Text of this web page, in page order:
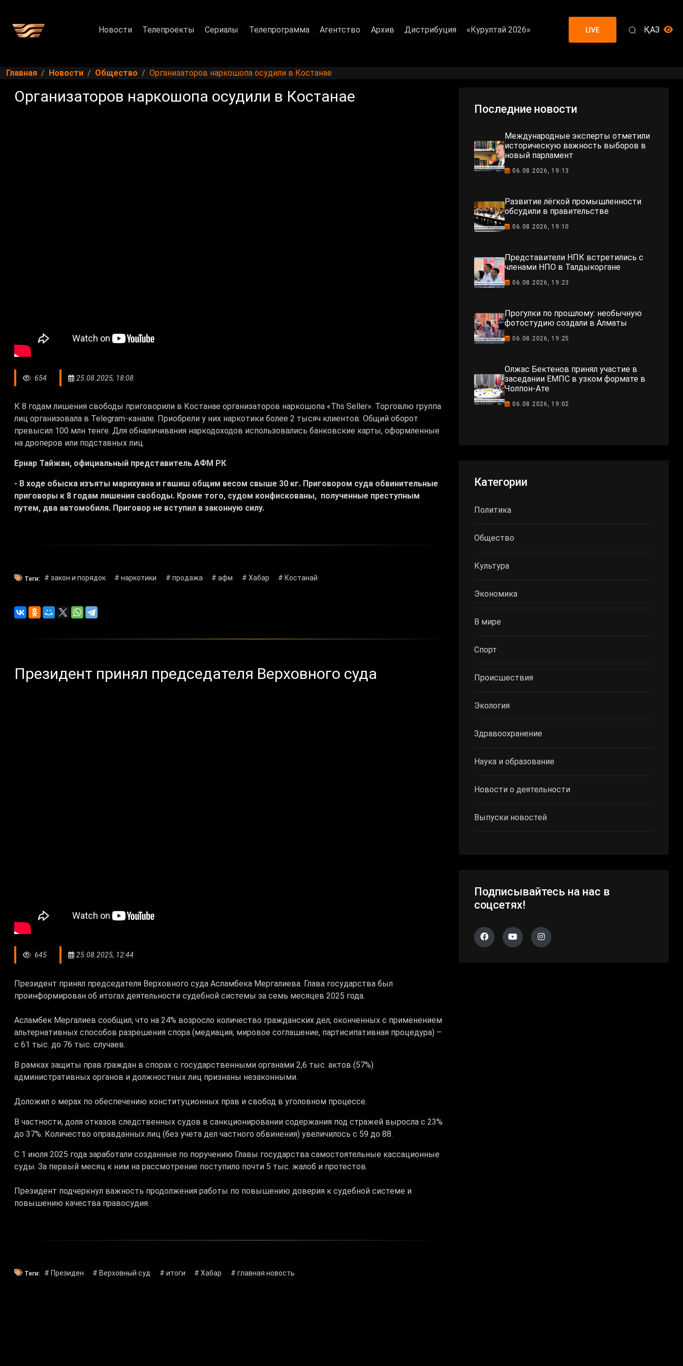
Новости Телепроекты Сериалы Телепрограмма Агентство Архив Дистрибуция «Курултай 2026» LIVE ҚАЗ
Главная Новости Общество Организаторов наркошопа осудили в Костанае
Организаторов наркошопа осудили в Костанае
654 25.08.2025, 18:08
К 8 годам лишения свободы приговорили в Костанае организаторов наркошопа «Ths Seller». Торговлю группа
лиц организовала в Telegram-канале. Приобрели у них наркотики более 2 тысяч клиентов. Общий оборот
превысил 100 млн тенге. Для обналичивания наркодоходов использовались банковские карты, оформленные
на дроперов или подставных лиц.
Ернар Тайжан, официальный представитель АФМ РК
- В ходе обыска изъяты марихуана и гашиш общим весом свыше 30 кг. Приговором суда обвинительные
приговоры к 8 годам лишения свободы. Кроме того, судом конфискованы, полученные преступным
путем, два автомобиля. Приговор не вступил в законную силу.
Теги: # закон и порядок # наркотики # продажа # афм # Хабар # Костанай
Президент принял председателя Верховного суда
645 25.08.2025, 12:44
Президент принял председателя Верховного суда Асламбека Мергалиева. Глава государства был
проинформирован об итогах деятельности судебной системы за семь месяцев 2025 года.
Асламбек Мергалиев сообщил, что на 24% возросло количество гражданских дел, оконченных с применением
альтернативных способов разрешения спора (медиация, мировое соглашение, партисипативная процедура) –
с 61 тыс. до 76 тыс. случаев.
В рамках защиты прав граждан в спорах с государственными органами 2,6 тыс. актов (57%)
административных органов и должностных лиц признаны незаконными.
Доложил о мерах по обеспечению конституционных прав и свобод в уголовном процессе.
В частности, доля отказов следственных судов в санкционировании содержания под стражей выросла с 23%
до 37%. Количество оправданных лиц (без учета дел частного обвинения) увеличилось с 59 до 88.
С 1 июля 2025 года заработали созданные по поручению Главы государства самостоятельные кассационные
суды. За первый месяц к ним на рассмотрение поступило почти 5 тыс. жалоб и протестов.
Президент подчеркнул важность продолжения работы по повышению доверия к судебной системе и
повышению качества правосудия.
Теги: # Президен # Верховный суд # итоги # Хабар # главная новость
Последние новости
Международные эксперты отметили
историческую важность выборов в
новый парламент
06.08.2026, 19:13
Развитие лёгкой промышленности
обсудили в правительстве
06.08.2026, 19:10
Представители НПК встретились с
членами НПО в Талдыкоргане
06.08.2026, 19:23
Прогулки по прошлому: необычную
фотостудию создали в Алматы
06.08.2026, 19:25
Олжас Бектенов принял участие в
заседании ЕМПС в узком формате в
Чолпон-Ате
06.08.2026, 19:02
Категории
Политика
Общество
Культура
Экономика
В мире
Спорт
Происшествия
Экология
Здравоохранение
Наука и образование
Новости о деятельности
Выпуски новостей
Подписывайтесь на нас в
соцсетях!